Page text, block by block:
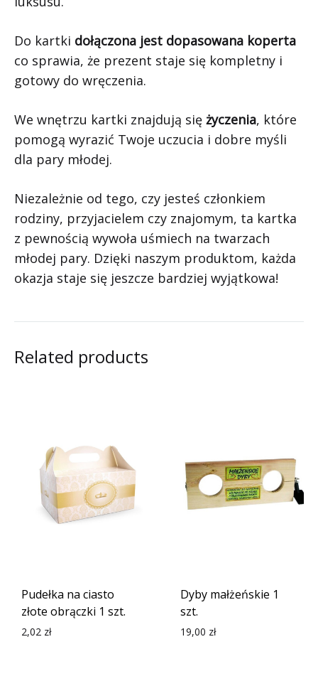
Do kartki dołączona jest dopasowana koperta
co sprawia, że prezent staje się kompletny i
gotowy do wręczenia.
We wnętrzu kartki znajdują się życzenia, które
pomogą wyrazić Twoje uczucia i dobre myśli
dla pary młodej.
Niezależnie od tego, czy jesteś członkiem
rodziny, przyjacielem czy znajomym, ta kartka
z pewnością wywoła uśmiech na twarzach
młodej pary. Dzięki naszym produktom, każda
okazja staje się jeszcze bardziej wyjątkowa!
Related products
Pudełka na ciasto
złote obrączki 1 szt.
2,02 zł
Dyby małżeńskie 1
szt.
19,00 zł